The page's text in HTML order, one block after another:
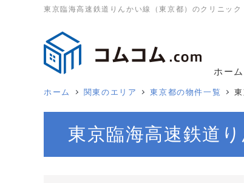
東京臨海高速鉄道りんかい線（東京都）のクリニッ
ホーム
ホーム 関東のエリア 東京都の物件一覧
東京臨海高速鉄道